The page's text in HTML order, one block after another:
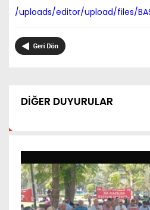
/uploads/editor/upload/files/
DİĞER DUYURULAR